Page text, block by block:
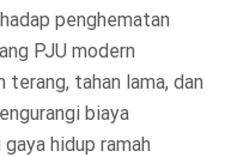
penghematan
PJU modern
terang, tahan lama, dan
biaya
hidup ramah